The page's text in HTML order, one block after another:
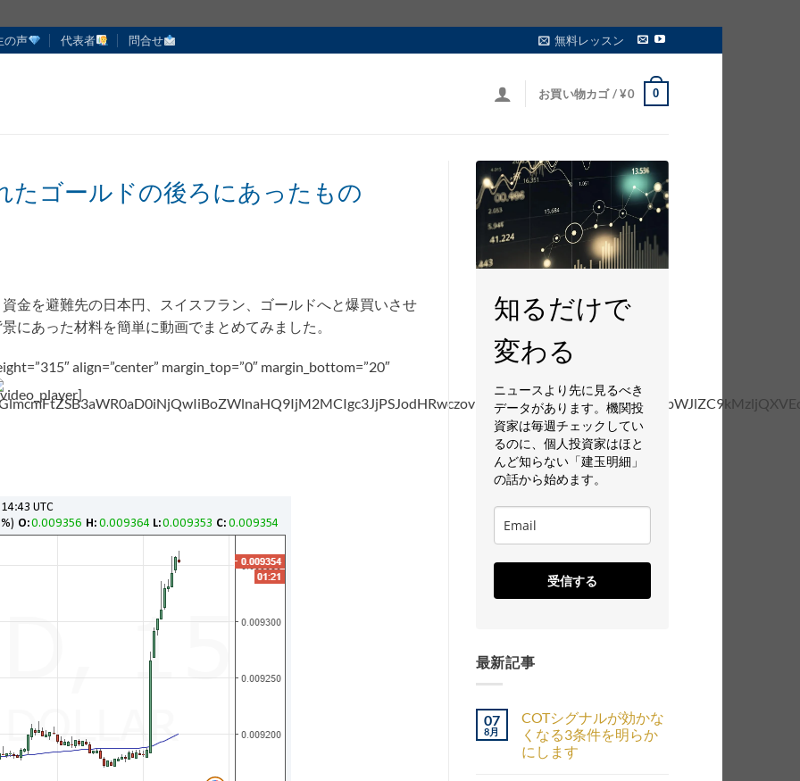
の声 代表者 問合せ 無料レッスン
お買い物カゴ /¥0 0
たゴールドの後ろにあったもの
金を避難先の日本円、スイスフラン、ゴールドへと爆買いさせ
にあった材料を簡単に動画でまとめてみました。
align=”center” margin_top=”0″ margin_bottom=”20″
知るだけで
変わる
ニュースより先に見るべき
データがあります。機関投
資家は毎週チェックしてい
るのに、個人投資家はほと
んど知らない「建玉明細」
の話から始めます。
受信する
最新記事
07
8月
COTシグナルが効かな
くなる3条件を明らか
にします